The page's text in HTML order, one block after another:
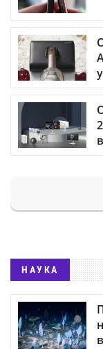
НАУКА